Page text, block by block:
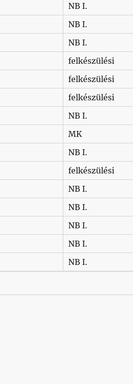
NB I.
NB I.
NB I.
felkészülési
felkészülési
felkészülési
NB I.
MK
NB I.
felkészülési
NB I.
NB I.
NB I.
NB I.
NB I.